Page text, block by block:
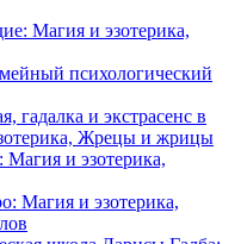
Магия и эзотерика,
психологический
гадалка и экстрасенс в
Жрецы и жрицы
и эзотерика,
Магия и эзотерика,